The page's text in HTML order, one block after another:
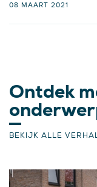
08 MAART 2021
Ontdek
BEKIJK ALLE